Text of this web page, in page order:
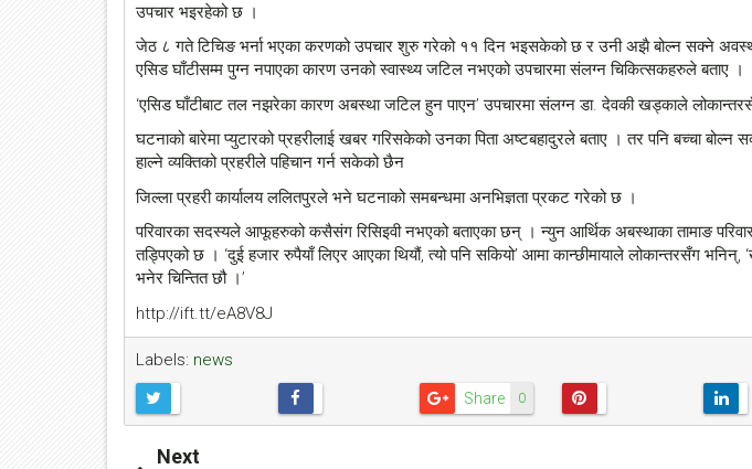
उपचार भइरहेको छ ।
जेठ ८ गते टिचिङ भर्ना भएका करणको उपचार शुरु गरेको ११ दिन भइसकेको छ र उनी अझै बोल्न सक्ने
एसिड घाँटीसम्म पुग्न नपाएका कारण उनको स्वास्थ्य जटिल नभएको उपचारमा संलग्न चिकित्सकहरुले बताए ।
‘एसिड घाँटीबाट तल नझरेका कारण अबस्था जटिल हुन पाएन’ उपचारमा संलग्न डा. देवकी खड्काले
घटनाको बारेमा प्युटारको प्रहरीलाई खबर गरिसकेको उनका पिता अष्टबहादुरले बताए । तर पनि बच्चा
हाल्ने व्यक्तिको प्रहरीले पहिचान गर्न सकेको छैन
जिल्ला प्रहरी कार्यालय ललितपुरले भने घटनाको समबन्धमा अनभिज्ञता प्रकट गरेको छ ।
परिवारका सदस्यले आफूहरुको कसैसंग रिसिइवी नभएको बताएका छन् । न्युन आर्थिक अबस्थाका तामाङ
तड्पिएको छ । ‘दुई हजार रुपैयाँ लिएर आएका थियौं, त्यो पनि सकियो’ आमा कान्छीमायाले लोकान्तरसँग भनिन्,
भनेर चिन्तित छौ ।’
http://ift.tt/eA8V8J
Labels: news
0
Share
Next